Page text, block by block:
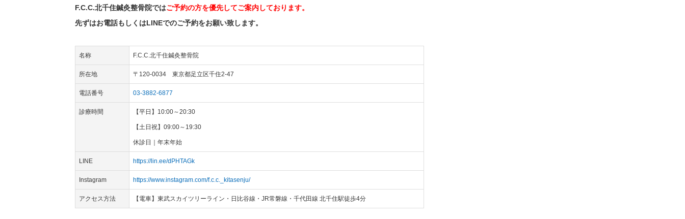
F.C.C.北千住鍼灸整骨院ではご予約の方を優先してご案内しております。
先ずはお電話もしくはLINEでのご予約をお願い致します。
名称 F.C.C.北千住鍼灸整骨院
所在地 〒120-0034 東京都足立区千住2-47
電話番号 03-3882-6877
診療時間 【平日】10:00～20:30
【土日祝】09:00～19:30
休診日｜年末年始
LINE https://lin.ee/dPHTAGk
Instagram https://www.instagram.com/f.c.c._kitasenju/
アクセス方法 【電車】東武スカイツリーライン・日比谷線・JR常磐線・千代田線 北千住駅徒歩4分